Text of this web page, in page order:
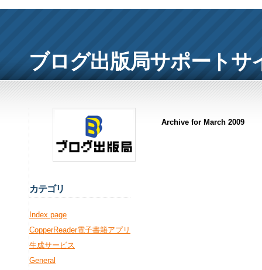
ブログ出版局サポートサ
Archive for March 2009
カテゴリ
Index page
CopperReader電子書籍アプリ
生成サービス
General